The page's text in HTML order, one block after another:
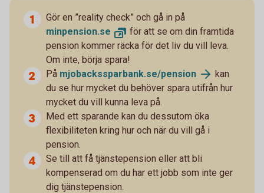
Gör en ”reality check” och gå in på
minpension.se
för att se om din framtida
pension kommer räcka för det liv du vill leva.
Om inte, börja spara!
På mjobackssparbank.se/pension
kan
du se hur mycket du behöver spara utifrån hur
mycket du vill kunna leva på.
Med ett sparande kan du dessutom öka
flexibiliteten kring hur och när du vill gå i
pension.
Se till att få tjänstepension eller att bli
kompenserad om du har ett jobb som inte ger
dig tjänstepension.